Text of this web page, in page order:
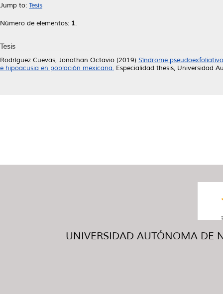
Jump to: Tesis
Número de elementos: 1.
Tesis
Rodríguez Cuevas, Jonathan Octavio (2019) Síndrome
e hipoacusia en población mexicana. Especialidad thesis, Universidad
UNIVERSIDAD AUTÓNOMA DE